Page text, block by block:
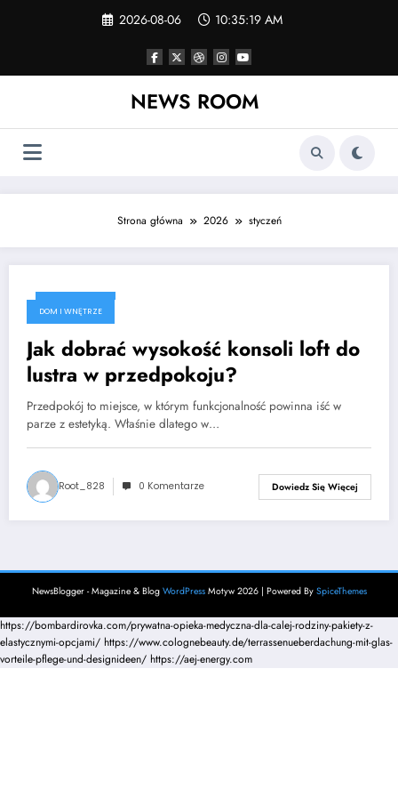
2026-08-06 10:35:19 AM
NEWS ROOM
Strona główna 2026 styczeń
2026-01-23
DOM I WNĘTRZE
Jak dobrać wysokość konsoli loft do
lustra w przedpokoju?
Przedpokój to miejsce, w którym funkcjonalność powinna iść w
parze z estetyką. Właśnie dlatego w…
Root_828 0 Komentarze Dowiedz Się Więcej
NewsBlogger - Magazine & Blog WordPressMotyw 2026 | Powered By SpiceThemes
https://bombardirovka.com/prywatna-opieka-medyczna-dla-calej-rodziny-pakiety-z-
elastycznymi-opcjami/ https://www.colognebeauty.de/terrassenueberdachung-mit-glas-
vorteile-pflege-und-designideen/ https://aej-energy.com